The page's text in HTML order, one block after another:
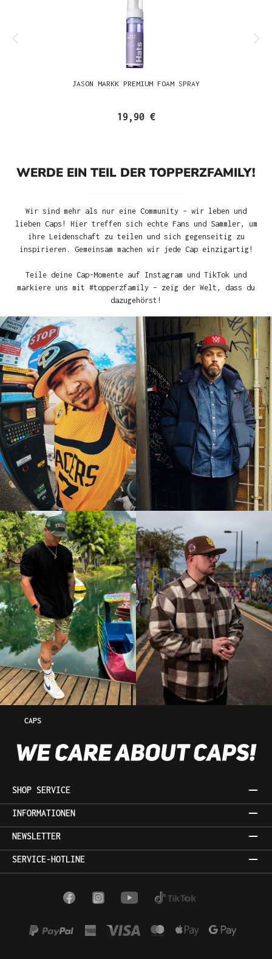
JASON MARKK PREMIUM FOAM SPRAY
19,90 €
WERDE EIN TEIL DER TOPPERZFAMILY!
Wir sind mehr als nur eine Community – wir leben und
lieben Caps! Hier treffen sich echte Fans und Sammler, um
ihre Leidenschaft zu teilen und sich gegenseitig zu
inspirieren. Gemeinsam machen wir jede Cap einzigartig!
Teile deine Cap-Momente auf Instagram und TikTok und
markiere uns mit #topperzfamily – zeig der Welt, dass du
dazugehörst!
CAPS
SHOP SERVICE
INFORMATIONEN
NEWSLETTER
SERVICE-HOTLINE